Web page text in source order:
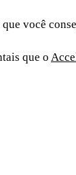
você
que o